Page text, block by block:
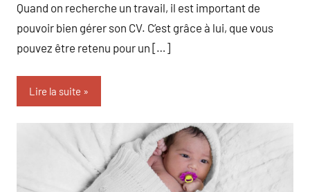
Quand on recherche un travail, il est important de
pouvoir bien gérer son CV. C’est grâce à lui, que vous
pouvez être retenu pour un […]
Lire la suite